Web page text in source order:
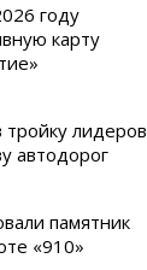
году
карту
лидеров
автодорог
памятник
«910»